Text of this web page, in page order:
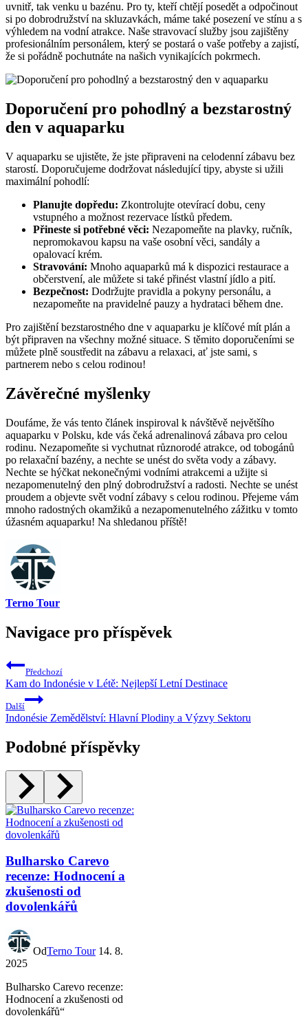
uvnitř, tak venku u bazénu. Pro ty, kteří chtějí posedět a odpočinout
si po dobrodružství na skluzavkách, máme také posezení ve stínu a s
výhledem na vodní atrakce. Naše stravovací služby jsou zajištěny
profesionálním personálem, který se postará o vaše potřeby a zajistí,
že si pořádně pochutnáte na našich vynikajících pokrmech.
Doporučení pro pohodlný a bezstarostný
den v aquaparku
V aquaparku se ujistěte, že jste připraveni na celodenní zábavu bez
starostí. Doporučujeme dodržovat následující tipy, abyste si užili
maximální pohodlí:
Planujte dopředu: Zkontrolujte otevírací dobu, ceny
vstupného a možnost rezervace lístků předem.
Přineste si potřebné věci: Nezapomeňte na plavky, ručník,
nepromokavou kapsu na vaše osobní věci, sandály a
opalovací krém.
Stravování: Mnoho aquaparků má k dispozici restaurace a
občerstvení, ale můžete si také přinést vlastní jídlo a pití.
Bezpečnost: Dodržujte pravidla a pokyny personálu, a
nezapomeňte na pravidelné pauzy a hydrataci během dne.
Pro zajištění bezstarostného dne v aquaparku je klíčové mít plán a
být připraven na všechny možné situace. S těmito doporučeními se
můžete plně soustředit na zábavu a relaxaci, ať jste sami, s
partnerem nebo s celou rodinou!
Závěrečné myšlenky
Doufáme, že vás tento článek inspiroval k návštěvě největšího
aquaparku v Polsku, kde vás čeká adrenalinová zábava pro celou
rodinu. Nezapomeňte si vychutnat různorodé atrakce, od tobogánů
po relaxační bazény, a nechte se unést do světa vody a zábavy.
Nechte se hýčkat nekonečnými vodními atrakcemi a užijte si
nezapomenutelný den plný dobrodružství a radosti. Nechte se unést
proudem a objevte svět vodní zábavy s celou rodinou. Přejeme vám
mnoho radostných okamžiků a nezapomenutelného zážitku v tomto
úžasném aquaparku! Na shledanou příště!
Terno Tour
Navigace pro příspěvek
Předchozí
Kam do Indonésie v Létě: Nejlepší Letní Destinace
Další
Indonésie Zemědělství: Hlavní Plodiny a Výzvy Sektoru
Podobné příspěvky
Bulharsko Carevo
recenze: Hodnocení a
zkušenosti od
dovolenkářů
OdTerno Tour 14. 8.
2025
Bulharsko Carevo recenze:
Hodnocení a zkušenosti od
dovolenkářů“